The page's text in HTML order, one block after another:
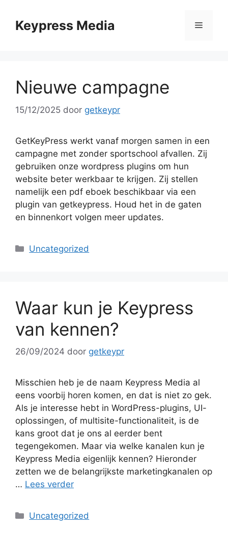
naarKeypress Media Menu
Nieuwe campagne
15/12/2025 door getkeypr
GetKeyPress werkt vanaf morgen samen in een
campagne met zonder sportschool afvallen. Zij
gebruiken onze wordpress plugins om hun
website beter werkbaar te krijgen. Zij stellen
namelijk een pdf eboek beschikbaar via een
plugin van getkeypress. Houd het in de gaten
en binnenkort volgen meer updates.
Categorieën
Uncategorized
Waar kun je Keypress
van kennen?
26/09/2024 door getkeypr
Misschien heb je de naam Keypress Media al
eens voorbij horen komen, en dat is niet zo gek.
Als je interesse hebt in WordPress-plugins, UI-
oplossingen, of multisite-functionaliteit, is de
kans groot dat je ons al eerder bent
tegengekomen. Maar via welke kanalen kun je
Keypress Media eigenlijk kennen? Hieronder
zetten we de belangrijkste marketingkanalen op
… Lees verder
Categorieën
Uncategorized